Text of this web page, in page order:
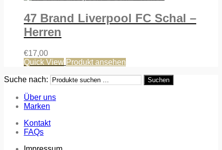
47 Brand Liverpool FC Schal –
Herren
€17,00
Quick View Produkt ansehen
Suche nach: Suchen
Über uns
Marken
Kontakt
FAQs